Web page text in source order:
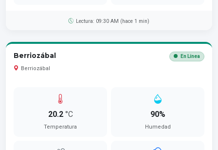
Lectura: 09:30 AM (hace 1 min)
Berriozábal
Berriozábal
En Línea
20.2 °C
Temperatura
90%
Humedad